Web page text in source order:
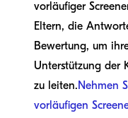
vorläufiger
Eltern, die
Bewertung, um
Unterstützung der
zu leiten.Nehmen
vorläufigen